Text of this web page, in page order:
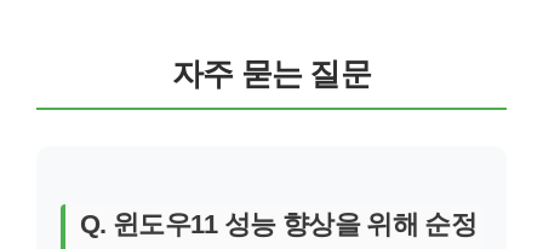
자주 묻는 질문
Q. 윈도우11 성능 향상을 위해 순정